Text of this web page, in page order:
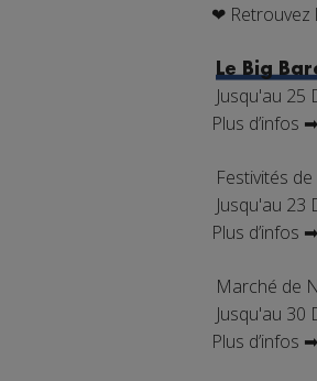
❤ Retrouvez
Le Big
Jusqu'au 25
Plus d’infos ➡
Festivités
Jusqu'au 23
Plus d’infos ➡
Marché de
Jusqu'au 30
Plus d’infos ➡